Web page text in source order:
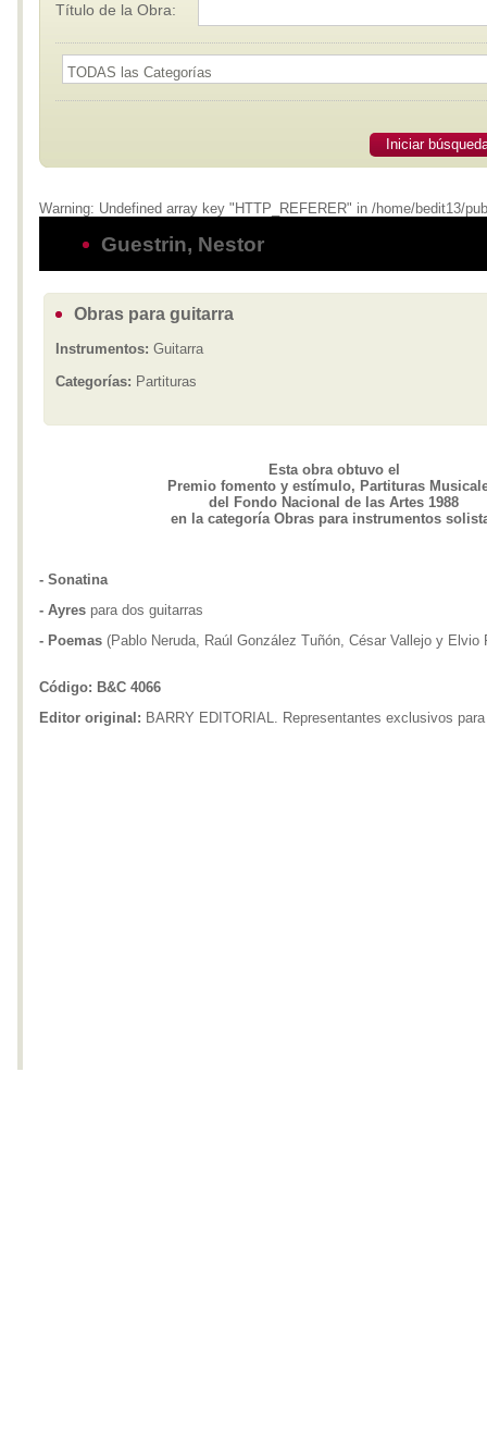
Título de la Obra:
Iniciar
Warning: Undefined array key "HTTP_REFERER" in /home/bedit13/
Guestrin, Nestor
Obras para guitarra
Instrumentos: Guitarra
Categorías: Partituras
Esta obra obtuvo el
Premio fomento y estímulo, Partituras
del Fondo Nacional de las Artes 1988
en la categoría Obras para instrumentos
- Sonatina
- Ayres para dos guitarras
- Poemas (Pablo Neruda, Raúl González Tuñón, César Vallejo y Elvio
Código: B&C 4066
Editor original: BARRY EDITORIAL. Representantes exclusivos